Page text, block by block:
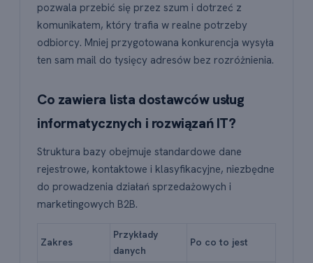
pozwala przebić się przez szum i dotrzeć z
komunikatem, który trafia w realne potrzeby
odbiorcy. Mniej przygotowana konkurencja wysyła
ten sam mail do tysięcy adresów bez rozróżnienia.
Co zawiera lista dostawców usług
informatycznych i rozwiązań IT?
Struktura bazy obejmuje standardowe dane
rejestrowe, kontaktowe i klasyfikacyjne, niezbędne
do prowadzenia działań sprzedażowych i
marketingowych B2B.
Zakres
Przykłady
danych
Po co to jest